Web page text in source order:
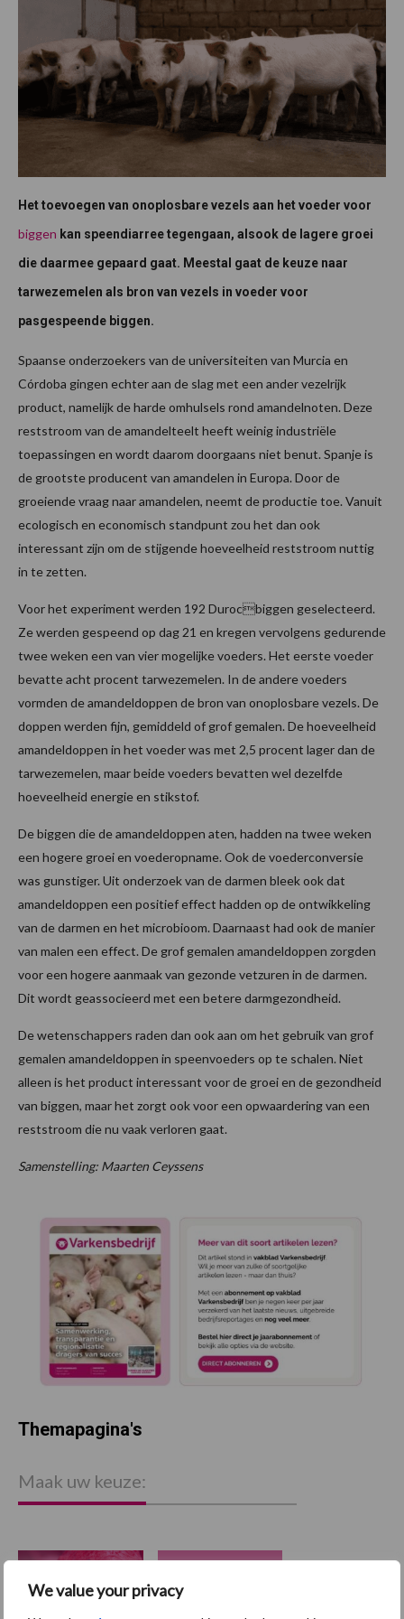
We value your privacy
Het toevoegen van onoplosbare vezels aan het voeder voor
biggen kan speendiarree tegengaan, alsook de lagere groei
die daarmee gepaard gaat. Meestal gaat de keuze naar
tarwezemelen als bron van vezels in voeder voor
pasgespeende biggen.
Spaanse onderzoekers van de universiteiten van Murcia en
Córdoba gingen echter aan de slag met een ander vezelrijk
product, namelijk de harde omhulsels rond amandelnoten. Deze
reststroom van de amandelteelt heeft weinig industriële
toepassingen en wordt daarom doorgaans niet benut. Spanje is
de grootste producent van amandelen in Europa. Door de
groeiende vraag naar amandelen, neemt de productie toe. Vanuit
ecologisch en economisch standpunt zou het dan ook
interessant zijn om de stijgende hoeveelheid reststroom nuttig
in te zetten.
Voor het experiment werden 192 Durocbiggen geselecteerd.
Ze werden gespeend op dag 21 en kregen vervolgens gedurende
twee weken een van vier mogelijke voeders. Het eerste voeder
bevatte acht procent tarwezemelen. In de andere voeders
vormden de amandeldoppen de bron van onoplosbare vezels. De
doppen werden fijn, gemiddeld of grof gemalen. De hoeveelheid
amandeldoppen in het voeder was met 2,5 procent lager dan de
tarwezemelen, maar beide voeders bevatten wel dezelfde
hoeveelheid energie en stikstof.
De biggen die de amandeldoppen aten, hadden na twee weken
een hogere groei en voederopname. Ook de voederconversie
was gunstiger. Uit onderzoek van de darmen bleek ook dat
amandeldoppen een positief effect hadden op de ontwikkeling
van de darmen en het microbioom. Daarnaast had ook de manier
van malen een effect. De grof gemalen amandeldoppen zorgden
voor een hogere aanmaak van gezonde vetzuren in de darmen.
Dit wordt geassocieerd met een betere darmgezondheid.
De wetenschappers raden dan ook aan om het gebruik van grof
gemalen amandeldoppen in speenvoeders op te schalen. Niet
alleen is het product interessant voor de groei en de gezondheid
van biggen, maar het zorgt ook voor een opwaardering van een
reststroom die nu vaak verloren gaat.
Samenstelling: Maarten Ceyssens
Themapagina's
Maak uw keuze:
DierengezondheidHuisvesting